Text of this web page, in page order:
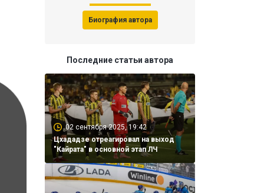
Биография автора
Последние статьи автора
02 сентября 2025, 19:42
Цхададзе отреагировал на выход
"Кайрата" в основной этап ЛЧ